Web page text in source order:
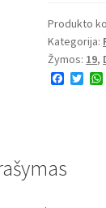
110/80
-
19
59S
Produkto
Kategorija:
Žymos: 19,
F
k
T